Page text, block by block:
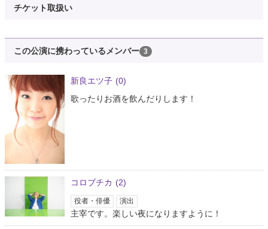
チケット取扱い
この公演に携わっているメンバー 3
新良エツ子 (0)
歌ったりお酒を飲んだりします！
コロブチカ (2)
役者・俳優 演出
主宰です。楽しい夜になりますように！